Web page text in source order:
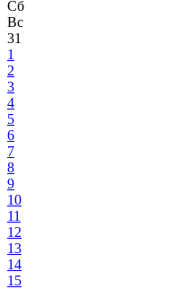
Сб
Вс
31
1
2
3
4
5
6
7
8
9
10
11
12
13
14
15